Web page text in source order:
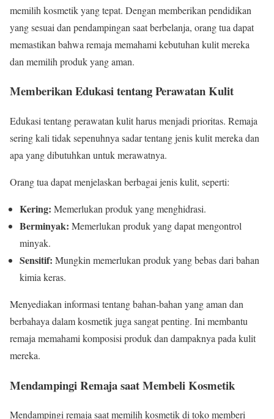
memilih kosmetik yang tepat. Dengan memberikan pendidikan
yang sesuai dan pendampingan saat berbelanja, orang tua dapat
memastikan bahwa remaja memahami kebutuhan kulit mereka
dan memilih produk yang aman.
Memberikan Edukasi tentang Perawatan Kulit
Edukasi tentang perawatan kulit harus menjadi prioritas. Remaja
sering kali tidak sepenuhnya sadar tentang jenis kulit mereka dan
apa yang dibutuhkan untuk merawatnya.
Orang tua dapat menjelaskan berbagai jenis kulit, seperti:
Kering: Memerlukan produk yang menghidrasi.
Berminyak: Memerlukan produk yang dapat mengontrol
minyak.
Sensitif: Mungkin memerlukan produk yang bebas dari bahan
kimia keras.
Menyediakan informasi tentang bahan-bahan yang aman dan
berbahaya dalam kosmetik juga sangat penting. Ini membantu
remaja memahami komposisi produk dan dampaknya pada kulit
mereka.
Mendampingi Remaja saat Membeli Kosmetik
Mendampingi remaja saat memilih kosmetik di toko memberi